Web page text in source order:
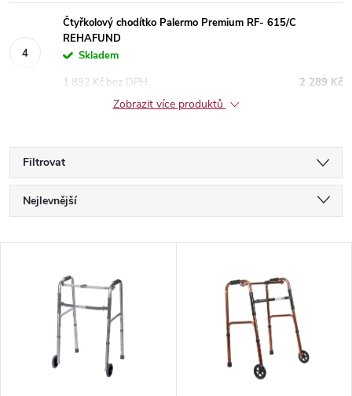
Čtyřkolový chodítko Palermo Premium RF- 615/C
REHAFUND
Skladem
2 289 Kč
1 892 Kč bez DPH
Zobrazit více produktů
Filtrovat
Ř
a
Nejlevnější
Abecedně